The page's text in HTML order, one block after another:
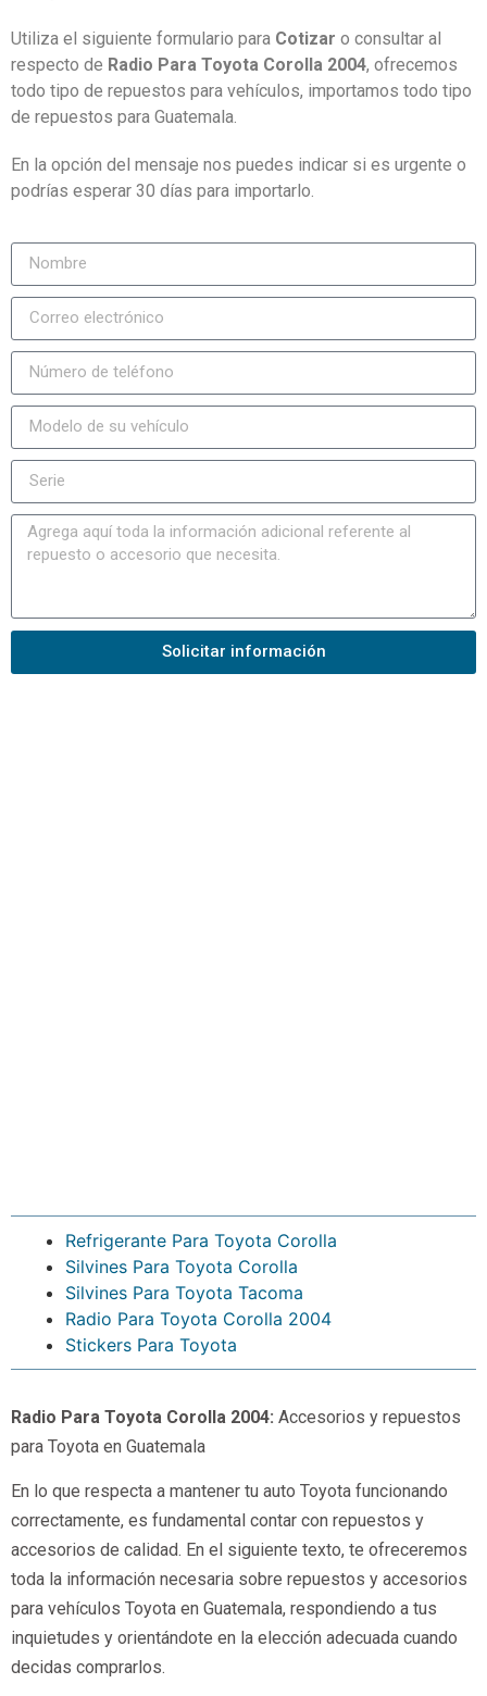
Utiliza el siguiente formulario para Cotizar o consultar al
respecto de Radio Para Toyota Corolla 2004, ofrecemos
todo tipo de repuestos para vehículos, importamos todo tipo
de repuestos para Guatemala.
En la opción del mensaje nos puedes indicar si es urgente o
podrías esperar 30 días para importarlo.
Solicitar información
Refrigerante Para Toyota Corolla
Silvines Para Toyota Corolla
Silvines Para Toyota Tacoma
Radio Para Toyota Corolla 2004
Stickers Para Toyota
Radio Para Toyota Corolla 2004: Accesorios y repuestos
para Toyota en Guatemala
En lo que respecta a mantener tu auto Toyota funcionando
correctamente, es fundamental contar con repuestos y
accesorios de calidad. En el siguiente texto, te ofreceremos
toda la información necesaria sobre repuestos y accesorios
para vehículos Toyota en Guatemala, respondiendo a tus
inquietudes y orientándote en la elección adecuada cuando
decidas comprarlos.